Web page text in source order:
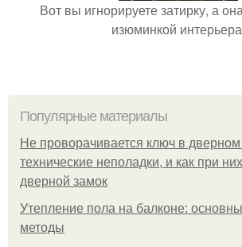
Вот вы игнорируете затирку, а
изюминкой
Популярные материалы
Не проворачивается ключ в
технические неполадки, и как при
дверной замок
Утепление пола на балконе:
методы